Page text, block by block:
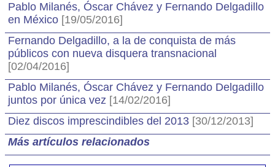
Pablo Milanés, Óscar Chávez y Fernando Delgadillo
en México [19/05/2016]
Fernando Delgadillo, a la de conquista de más
públicos con nueva disquera transnacional
[02/04/2016]
Pablo Milanés, Óscar Chávez y Fernando Delgadillo
juntos por única vez [14/02/2016]
Diez discos imprescindibles del 2013 [30/12/2013]
Más artículos relacionados